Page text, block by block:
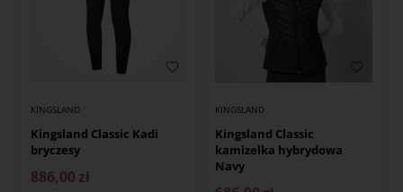
KINGSLAND
Kingsland Classic Kadi
bryczesy
886,00 zł
KINGSLAND
Kingsland Classic
kamizelka hybrydowa
Navy